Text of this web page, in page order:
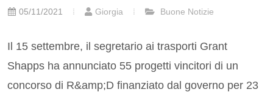
05/11/2021 Giorgia Buone Notizie
Il 15 settembre, il segretario ai trasporti Grant
Shapps ha annunciato 55 progetti vincitori di un
concorso di R&amp;D finanziato dal governo per 23